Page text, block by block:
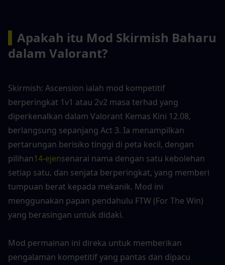
Apakah itu Mod Skirmish Baharu
dalam Valorant?
Skirmish: Ascension ialah mod kompetitif
berperingkat 1v1 atau 2v2 masa terhad yang
diperkenalkan dalam Valorant Kemas Kini 12.08,
berlangsung sepanjang Act 3. Ia menampilkan
pertarungan berisiko tinggi di peta kecil, dengan
pilihan14-ejensenarai nama dengan satu kebolehan
setiap satu, dan senjata berperingkat, yang memberi
tumpuan berat kepada mekanik. Mod ini
menggunakan papan pendahulu FTW (For The Win)
yang berasingan untuk didaki.
Mod permainan ini direka untuk memberikan
pengalaman kompetitif yang pantas dan dipacu